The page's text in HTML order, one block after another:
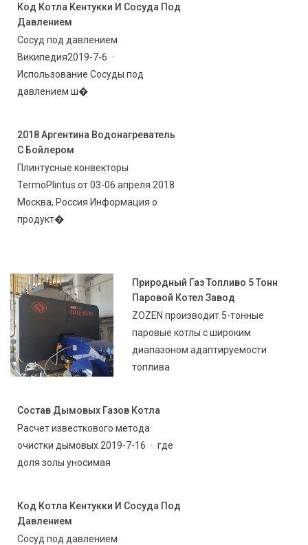
Код Котла Кентукки И Сосуда Под
Давлением
Сосуд под давлением
Википедия2019-7-6 ·
Использование Сосуды под
давлением ш�
2018 Аргентина Водонагреватель
С Бойлером
Плинтусные конвекторы
TermoPlintus от 03-06 апреля 2018
Москва, Россия Информация о
продукт�
Природный Газ Топливо 5 Тонн
Паровой Котел Завод
ZOZEN производит 5-тонные
паровые котлы с широким
диапазоном адаптируемости
топлива
Состав Дымовых Газов Котла
Расчет известкового метода
очистки дымовых 2019-7-16 · где
доля золы уносимая
Код Котла Кентукки И Сосуда Под
Давлением
Сосуд под давлением